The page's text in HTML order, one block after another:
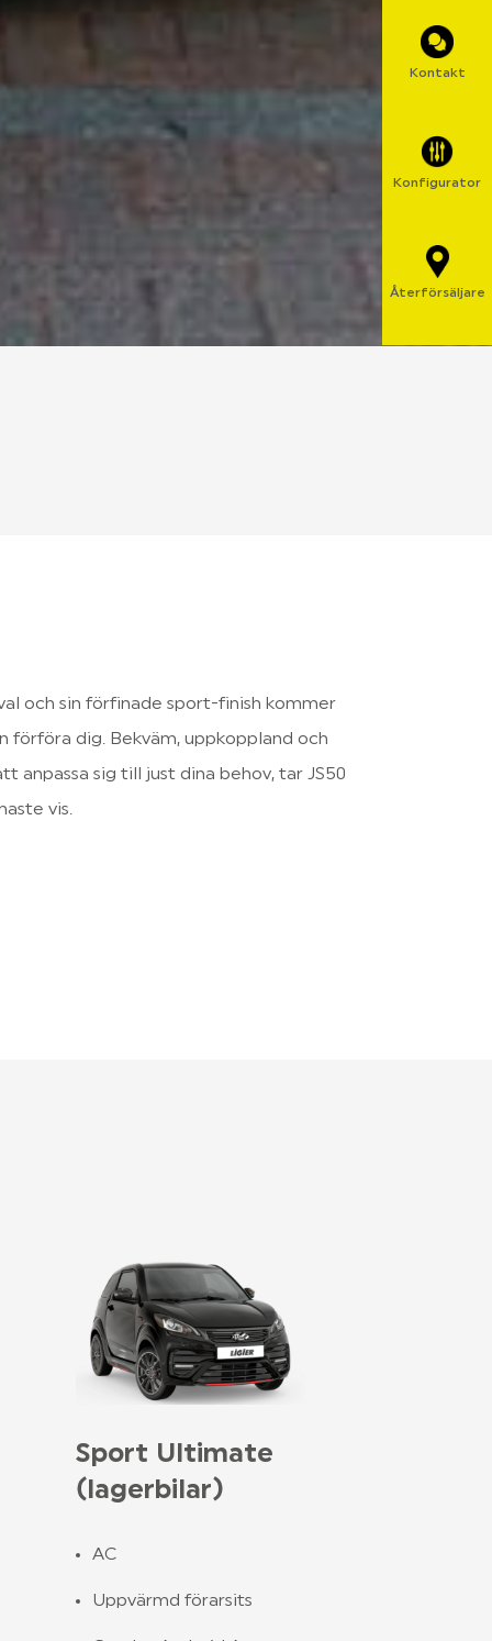
och sin förfinade sport-finish kommer
förföra dig. Bekväm, uppkoppland och
anpassa sig till just dina behov, tar JS50
vis.
Sport Ultimate
(lagerbilar)
AC
Uppvärmd förarsits
Kontakt
Konfigurator
Återförsäljare